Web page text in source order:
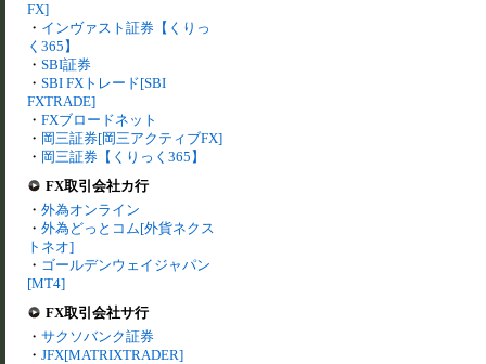
FX]
・ インヴァスト証券【くりっ
く365】
・ SBI証券
・ SBI FXトレード[SBI
FXTRADE]
・ FXブロードネット
・ 岡三証券[岡三アクティブFX]
・ 岡三証券【くりっく365】
FX取引会社カ行
・ 外為オンライン
・ 外為どっとコム[外貨ネクス
トネオ]
・ ゴールデンウェイジャパン
[MT4]
FX取引会社サ行
・ サクソバンク証券
・ JFX[MATRIXTRADER]